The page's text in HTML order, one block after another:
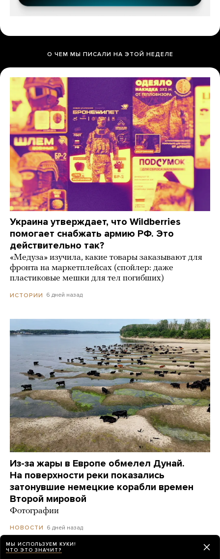
О ЧЕМ МЫ ПИСАЛИ НА ЭТОЙ НЕДЕЛЕ
Украина утверждает, что Wildberries
помогает снабжать армию РФ. Это
действительно так?
«Медуза» изучила, какие товары заказывают для
фронта на маркетплейсах (спойлер: даже
пластиковые мешки для тел погибших)
ИСТОРИИ 6 дней назад
Из-за жары в Европе обмелел Дунай.
На поверхности реки показались
затонувшие немецкие корабли времен
Второй мировой
Фотографии
НОВОСТИ 6 дней назад
МЫ ИСПОЛЬЗУЕМ КУКИ!
ЧТО ЭТО ЗНАЧИТ?